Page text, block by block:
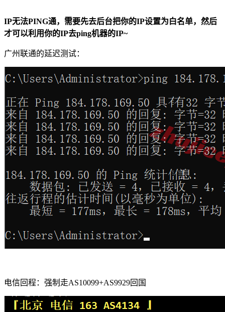
IP无法PING通，需要先去后台把你的IP设置为白名单，然后
才可以利用你的IP去ping机器的IP~
广州联通的延迟测试：
电信回程：强制走AS10099+AS9929回国